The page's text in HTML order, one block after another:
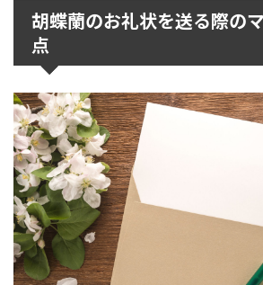
胡蝶蘭のお礼状を送る際の
点